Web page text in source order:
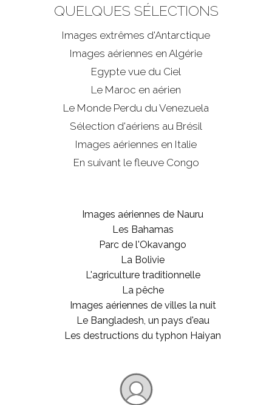
QUELQUES SÉLECTIONS
Images extrêmes d'Antarctique
Images aériennes en Algérie
Egypte vue du Ciel
Le Maroc en aérien
Le Monde Perdu du Venezuela
Sélection d'aériens au Brésil
Images aériennes en Italie
En suivant le fleuve Congo
Images aériennes de Nauru
Les Bahamas
Parc de l'Okavango
La Bolivie
L'agriculture traditionnelle
La pêche
Images aériennes de villes la nuit
Le Bangladesh, un pays d'eau
Les destructions du typhon Haiyan